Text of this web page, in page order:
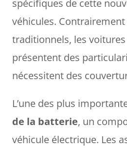
spécifiques de cette
véhicules.
traditionnels, les
présentent des
nécessitent des
L’une des plus
de la batterie, un
véhicule électrique. Les